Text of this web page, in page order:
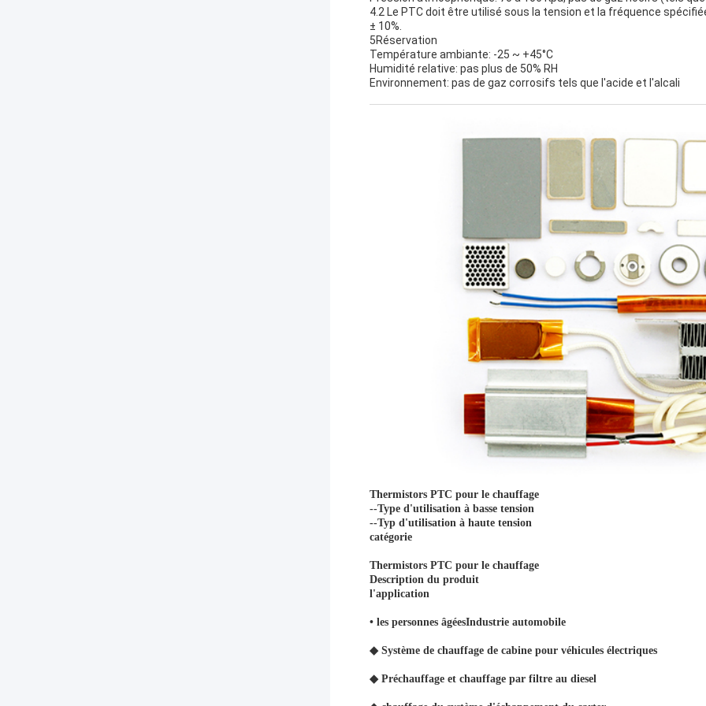
4.2 Le PTC doit être utilisé sous la tension et la fréquence
± 10%.
5Réservation
Température ambiante: -25 ~ +45°C
Humidité relative: pas plus de 50% RH
Environnement: pas de gaz corrosifs tels que l'acide et l'alcali
Thermistors PTC pour le chauffage
--Type d'utilisation à basse tension
--Typ d'utilisation à haute tension
catégorie
Thermistors PTC pour le chauffage
Description du produit
l'application
• les personnes âgéesIndustrie automobile
◆ Système de chauffage de cabine pour véhicules électriques
◆ Préchauffage et chauffage par filtre au diesel